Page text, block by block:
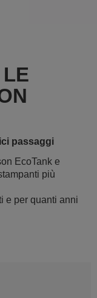
passaggi
EcoTank e
più
e per quanti anni